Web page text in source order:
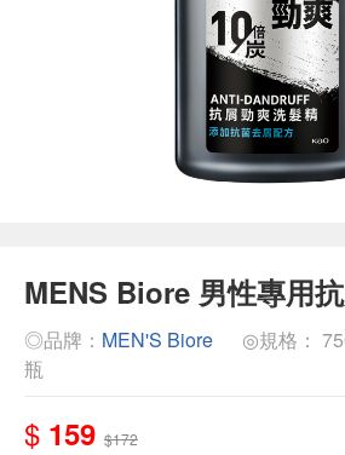
MENS Biore 男性專用
◎品牌： MEN'S Biore
◎規格：
瓶
$ 159 $172